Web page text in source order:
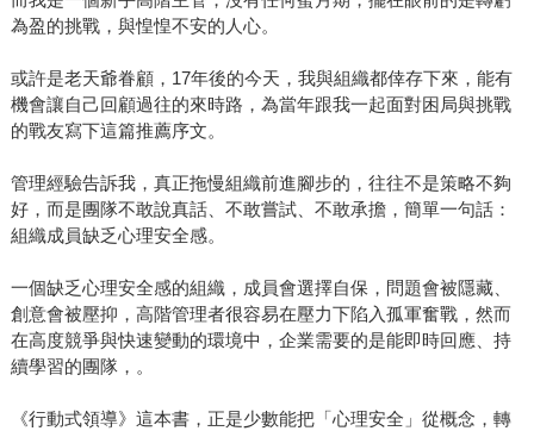
為盈的挑戰，與惶惶不安的人心。
或許是老天爺眷顧，17年後的今天，我與組織都倖存下來，能有
機會讓自己回顧過往的來時路，為當年跟我一起面對困局與挑戰
的戰友寫下這篇推薦序文。
管理經驗告訴我，真正拖慢組織前進腳步的，往往不是策略不夠
好，而是團隊不敢說真話、不敢嘗試、不敢承擔，簡單一句話：
組織成員缺乏心理安全感。
一個缺乏心理安全感的組織，成員會選擇自保，問題會被隱藏、
創意會被壓抑，高階管理者很容易在壓力下陷入孤軍奮戰，然而
在高度競爭與快速變動的環境中，企業需要的是能即時回應、持
續學習的團隊，。
《行動式領導》這本書，正是少數能把「心理安全」從概念，轉